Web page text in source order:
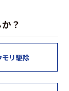
？
モリ駆除